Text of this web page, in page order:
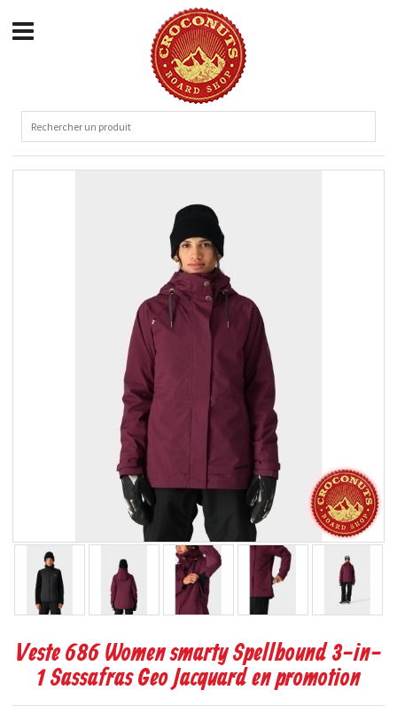
Veste 686 Women smarty Spellbound 3-in-
1 Sassafras Geo Jacquard en promotion